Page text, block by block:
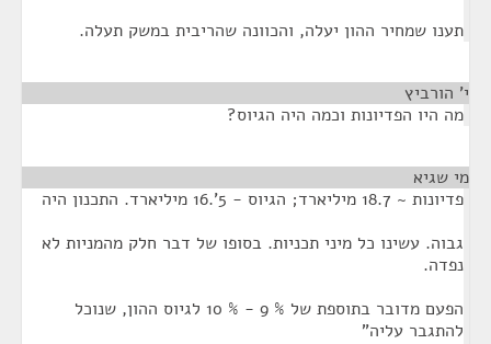
תענו שמחיר ההון יעלה, והכוונה שהריבית במשק תעלה.
י' הורביץ
מה היו הפדיונות וכמה היה הגיוס?
מי שגיא
פדיונות ~ 18.7 מיליארד; הגיוס - 5'.16 מיליארד. התכנון היה
גבוה. עשינו כל מיני תכניות. בסופו של דבר חלק מהמניות לא
נפדה.
הפעם מדובר בתוספת של % 9 - % 10 לגיוס ההון, שנוכל
להתגבר עליה"